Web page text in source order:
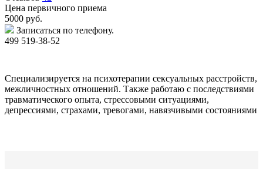
Цена первичного приема
5000 руб.
Записаться по телефону.
499 519-38-52
Специализируется на психотерапии сексуальных расстройств,
межличностных отношений. Также работаю с последствиями
травматического опыта, стрессовыми ситуациями,
депрессиями, страхами, тревогами, навязчивыми состояниями